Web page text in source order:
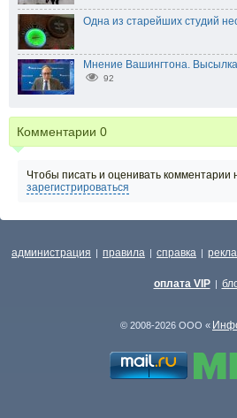
Одна из старейших студий
Мнение Вашингтона.
92
Комментарии 0
Чтобы писать и оценивать комментарии
зарегистрироваться
администрация | правила | справка |
оплата VIP |
© 2008-2026 ООО «